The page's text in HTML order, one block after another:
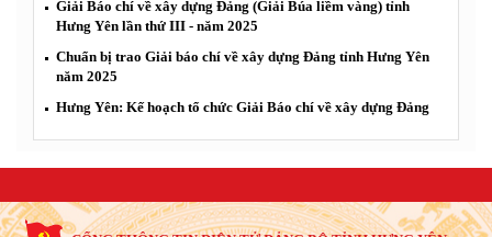
Giải Báo chí về xây dựng Đảng (Giải Búa liềm vàng) tỉnh
Hưng Yên lần thứ III - năm 2025
Chuẩn bị trao Giải báo chí về xây dựng Đảng tỉnh Hưng Yên
năm 2025
Hưng Yên: Kế hoạch tổ chức Giải Báo chí về xây dựng Đảng